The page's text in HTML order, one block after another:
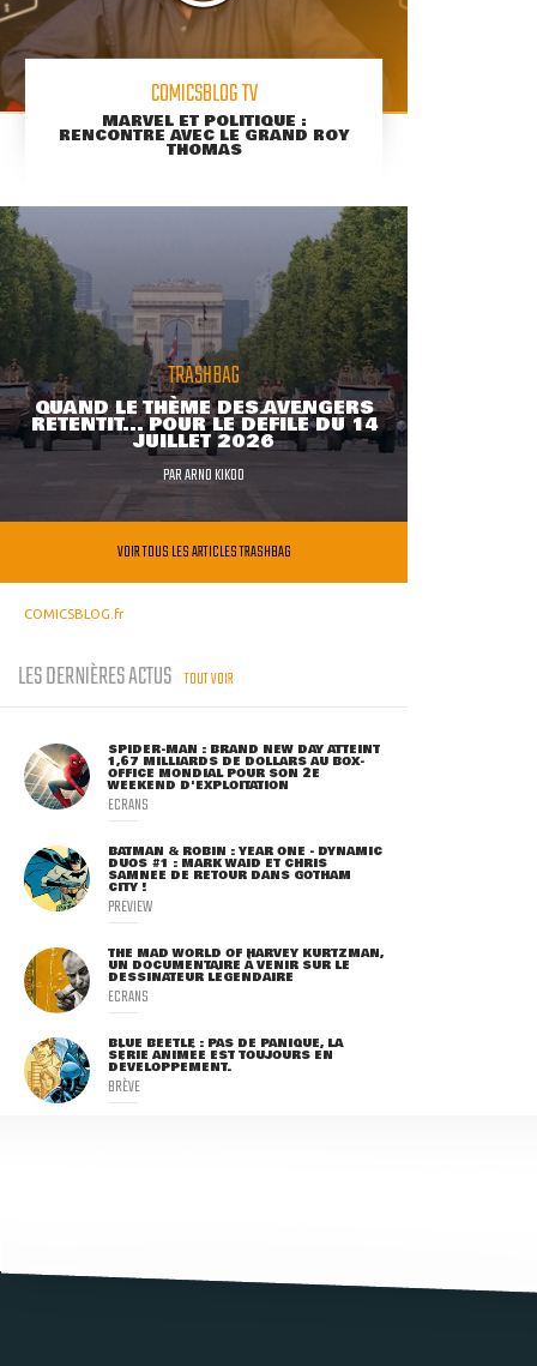
COMICSBLOG TV
MARVEL ET POLITIQUE :
RENCONTRE AVEC LE GRAND ROY
THOMAS
TRASHBAG
QUAND LE THÈME DES AVENGERS
RETENTIT... POUR LE DÉFILÉ DU 14
JUILLET 2026
PARARNO KIKOO
VOIR TOUS LES ARTICLES TRASHBAG
COMICSBLOG.fr
LES DERNIÈRES ACTUS TOUT VOIR
SPIDER-MAN : BRAND NEW DAY ATTEINT
1,67 MILLIARDS DE DOLLARS AU BOX-
OFFICE MONDIAL POUR SON 2E
WEEKEND D'EXPLOITATION
ECRANS
BATMAN & ROBIN : YEAR ONE - DYNAMIC
DUOS #1 : MARK WAID ET CHRIS
SAMNEE DE RETOUR DANS GOTHAM
CITY !
PREVIEW
THE MAD WORLD OF HARVEY KURTZMAN,
UN DOCUMENTAIRE À VENIR SUR LE
DESSINATEUR LÉGENDAIRE
ECRANS
BLUE BEETLE : PAS DE PANIQUE, LA
SÉRIE ANIMÉE EST TOUJOURS EN
DÉVELOPPEMENT.
BRÈVE